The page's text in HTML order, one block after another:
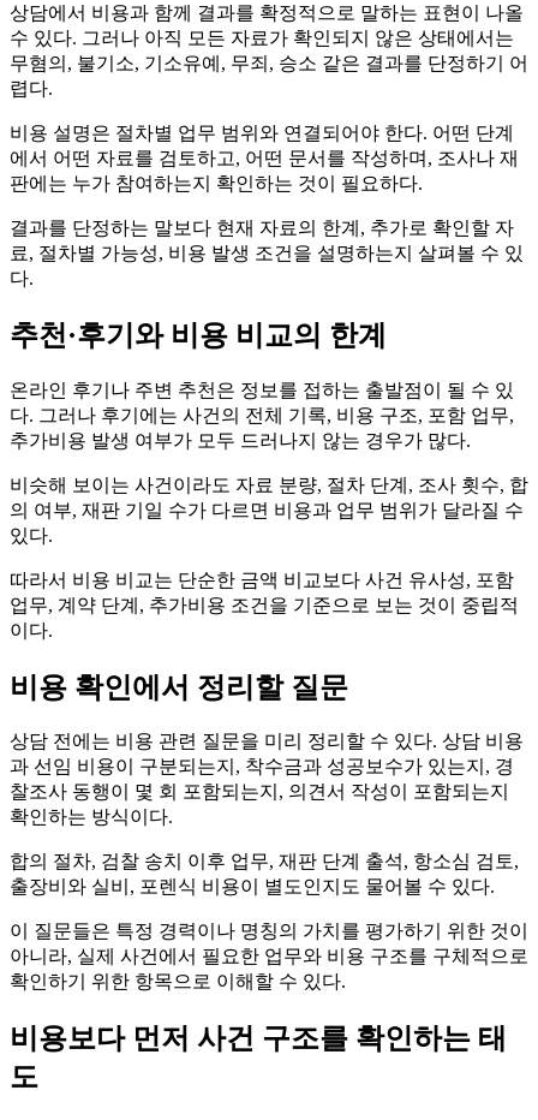
상담에서 비용과 함께 결과를 확정적으로 말하는 표현이 나올
수 있다. 그러나 아직 모든 자료가 확인되지 않은 상태에서는
무혐의, 불기소, 기소유예, 무죄, 승소 같은 결과를 단정하기 어
렵다.
비용 설명은 절차별 업무 범위와 연결되어야 한다. 어떤 단계
에서 어떤 자료를 검토하고, 어떤 문서를 작성하며, 조사나 재
판에는 누가 참여하는지 확인하는 것이 필요하다.
결과를 단정하는 말보다 현재 자료의 한계, 추가로 확인할 자
료, 절차별 가능성, 비용 발생 조건을 설명하는지 살펴볼 수 있
다.
추천·후기와 비용 비교의 한계
온라인 후기나 주변 추천은 정보를 접하는 출발점이 될 수 있
다. 그러나 후기에는 사건의 전체 기록, 비용 구조, 포함 업무,
추가비용 발생 여부가 모두 드러나지 않는 경우가 많다.
비슷해 보이는 사건이라도 자료 분량, 절차 단계, 조사 횟수, 합
의 여부, 재판 기일 수가 다르면 비용과 업무 범위가 달라질 수
있다.
따라서 비용 비교는 단순한 금액 비교보다 사건 유사성, 포함
업무, 계약 단계, 추가비용 조건을 기준으로 보는 것이 중립적
이다.
비용 확인에서 정리할 질문
상담 전에는 비용 관련 질문을 미리 정리할 수 있다. 상담 비용
과 선임 비용이 구분되는지, 착수금과 성공보수가 있는지, 경
찰조사 동행이 몇 회 포함되는지, 의견서 작성이 포함되는지
확인하는 방식이다.
합의 절차, 검찰 송치 이후 업무, 재판 단계 출석, 항소심 검토,
출장비와 실비, 포렌식 비용이 별도인지도 물어볼 수 있다.
이 질문들은 특정 경력이나 명칭의 가치를 평가하기 위한 것이
아니라, 실제 사건에서 필요한 업무와 비용 구조를 구체적으로
확인하기 위한 항목으로 이해할 수 있다.
비용보다 먼저 사건 구조를 확인하는 태
도